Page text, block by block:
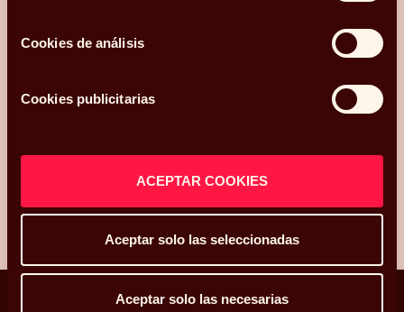
Cookies de análisis
Cookies publicitarias
ACEPTAR COOKIES
Aceptar solo las seleccionadas
Aceptar solo las necesarias
He leído y acepto laPolítica de privacidad y Cookies *.